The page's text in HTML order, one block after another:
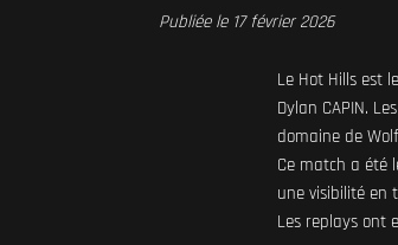
Publiée le 17 février 2026
Le Hot Hills est
Dylan CAPIN.
domaine de
Ce match a été
une visibilité en
Les replays ont